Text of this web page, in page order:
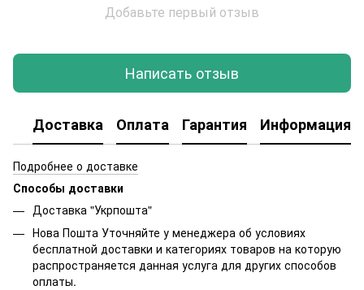
Добавьте первый отзыв
Написать отзыв
Доставка Оплата Гарантия Информация
Подробнее о доставке
Способы доставки
Доставка "Укрпошта"
Нова Пошта Уточняйте у менеджера об условиях
бесплатной доставки и категориях товаров на которую
распространяется данная услуга для других способов
оплаты.